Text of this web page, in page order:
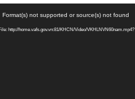
Format(s) not supported or source(s) not found
http://home.vafs.gov.vn:81/KHCN/Video/VKHLNVN60nam.mp4?